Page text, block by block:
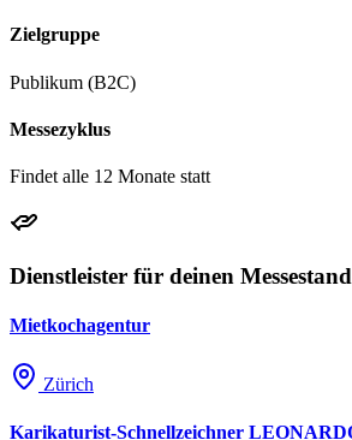
Zielgruppe
Publikum (B2C)
Messezyklus
Findet alle 12 Monate statt
Dienstleister für deinen
Mietkochagentur
Zürich
Karikaturist-Schnellzeichner